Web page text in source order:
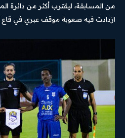
من المسابقة، ليقترب أكثر من دائرة
ازدادت فيه صعوبة موقف عبري في قاع